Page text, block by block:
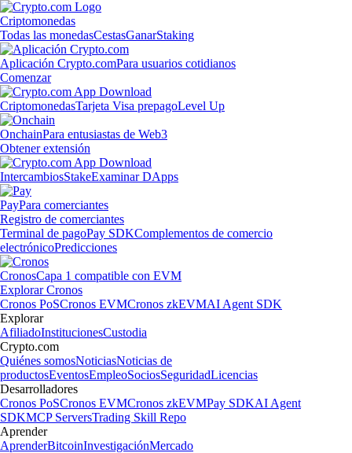
Criptomonedas
Todas las monedasCestasGanarStaking
Aplicación Crypto.comPara usuarios cotidianos
Comenzar
CriptomonedasTarjeta Visa prepagoLevel Up
OnchainPara entusiastas de Web3
Obtener extensión
IntercambiosStakeExaminar DApps
PayPara comerciantes
Registro de comerciantes
Terminal de pagoPay SDKComplementos de comercio
electrónicoPredicciones
CronosCapa 1 compatible con EVM
Explorar Cronos
Cronos PoSCronos EVMCronos zkEVMAI Agent SDK
Explorar
AfiliadoInstitucionesCustodia
Crypto.com
Quiénes somosNoticiasNoticias de
productosEventosEmpleoSociosSeguridadLicencias
Desarrolladores
Cronos PoSCronos EVMCronos zkEVMPay SDKAI Agent
SDKMCP ServersTrading Skill Repo
Aprender
AprenderBitcoinInvestigaciónMercado